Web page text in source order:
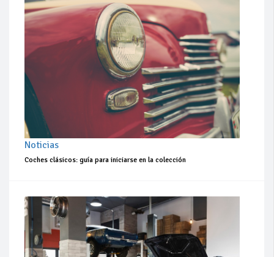
Noticias
Coches clásicos: guía para iniciarse en la colección